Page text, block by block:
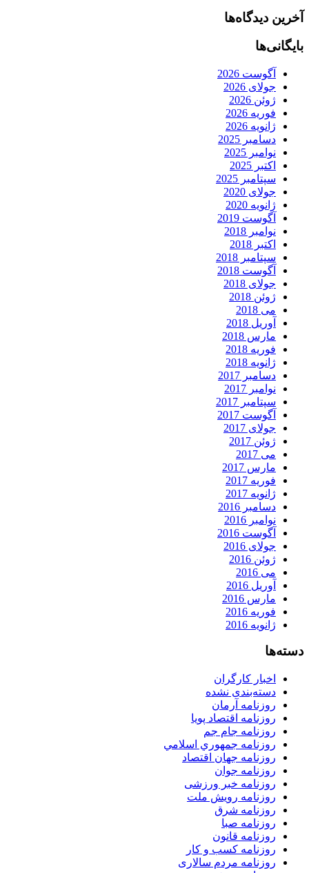
آخرین دیدگاه‌ها
بایگانی‌ها
آگوست 2026
جولای 2026
ژوئن 2026
فوریه 2026
ژانویه 2026
دسامبر 2025
نوامبر 2025
اکتبر 2025
سپتامبر 2025
جولای 2020
ژانویه 2020
آگوست 2019
نوامبر 2018
اکتبر 2018
سپتامبر 2018
آگوست 2018
جولای 2018
ژوئن 2018
می 2018
آوریل 2018
مارس 2018
فوریه 2018
ژانویه 2018
دسامبر 2017
نوامبر 2017
سپتامبر 2017
آگوست 2017
جولای 2017
ژوئن 2017
می 2017
مارس 2017
فوریه 2017
ژانویه 2017
دسامبر 2016
نوامبر 2016
آگوست 2016
جولای 2016
ژوئن 2016
می 2016
آوریل 2016
مارس 2016
فوریه 2016
ژانویه 2016
دسته‌ها
اخبار کارگران
دسته‌بندی نشده
روزنامه آرمان
روزنامه اقتصاد پویا
روزنامه جام جم
روزنامه جمهوري اسلامي
روزنامه جهان اقتصاد
روزنامه جوان
روزنامه خبر ورزشى
روزنامه رویش ملت
روزنامه شرق
روزنامه صبا
روزنامه قانون
روزنامه كسب و كار
روزنامه مردم سالاری